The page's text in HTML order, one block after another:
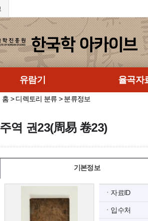
유람기 율곡자
홈 > 디렉토리 분류 > 분류정보
주역 권23(周易 卷23)
기본정보
ㆍ자료ID
ㆍ입수처